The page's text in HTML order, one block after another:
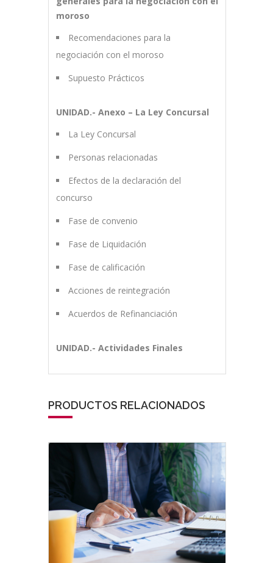
moroso
Recomendaciones para la
negociación con el moroso
Supuesto Prácticos
UNIDAD.- Anexo – La Ley Concursal
La Ley Concursal
Personas relacionadas
Efectos de la declaración del
concurso
Fase de convenio
Fase de Liquidación
Fase de calificación
Acciones de reintegración
Acuerdos de Refinanciación
UNIDAD.- Actividades Finales
PRODUCTOS RELACIONADOS